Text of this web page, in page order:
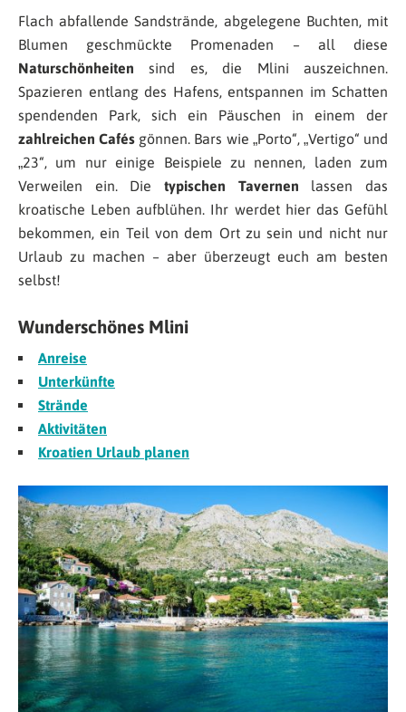
Flach abfallende Sandstrände, abgelegene Buchten, mit
Blumen geschmückte Promenaden – all diese
Naturschönheiten sind es, die Mlini auszeichnen.
Spazieren entlang des Hafens, entspannen im Schatten
spendenden Park, sich ein Päuschen in einem der
zahlreichen Cafés gönnen. Bars wie „Porto“, „Vertigo“ und
„23“, um nur einige Beispiele zu nennen, laden zum
Verweilen ein. Die typischen Tavernen lassen das
kroatische Leben aufblühen. Ihr werdet hier das Gefühl
bekommen, ein Teil von dem Ort zu sein und nicht nur
Urlaub zu machen – aber überzeugt euch am besten
selbst!
Wunderschönes Mlini
Anreise
Unterkünfte
Strände
Aktivitäten
Kroatien Urlaub planen